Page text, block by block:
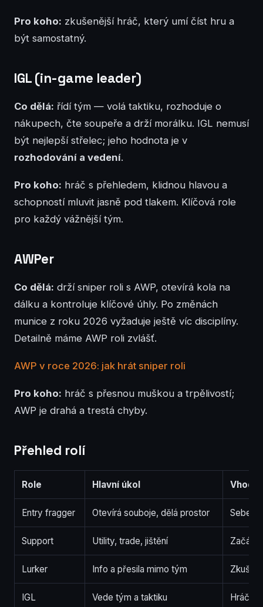
Pro koho: zkušenější hráč, který umí číst hru a
být samostatný.
IGL (in-game leader)
Co dělá: řídí tým — volá taktiku, rozhoduje o
nákupech, čte soupeře a drží morálku. IGL nemusí
být nejlepší střelec; jeho hodnota je v
rozhodování a vedení.
Pro koho: hráč s přehledem, klidnou hlavou a
schopností mluvit jasně pod tlakem. Klíčová role
pro každý vážnější tým.
AWPer
Co dělá: drží sniper roli s AWP, otevírá kola na
dálku a kontroluje klíčové úhly. Po změnách
munice z roku 2026 vyžaduje ještě víc disciplíny.
Detailně máme AWP roli zvlášť.
AWP v roce 2026: jak hrát sniper roli
Pro koho: hráč s přesnou muškou a trpělivostí;
AWP je drahá a trestá chyby.
Přehled rolí
Role Hlavní úkol
Entry fragger Otevírá souboje, dělá prostor
Support Utility, trade, jištění
Lurker Info a přesila mimo tým
IGL Vede tým a taktiku Hráče